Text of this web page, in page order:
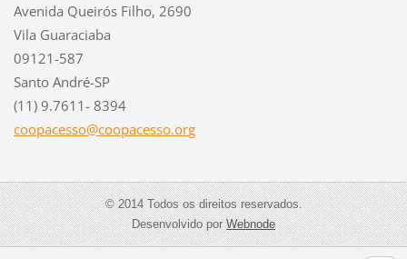
Avenida Queirós Filho, 2690
Vila Guaraciaba
09121-587
Santo André-SP
(11) 9.7611- 8394
coopacesso@coopacesso.org
© 2014 Todos os direitos reservados.
Desenvolvido porWebnode